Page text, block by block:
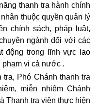
thanh tra hành chính
thuộc quyền quản lý
chính sách, pháp luật,
ngành đối với các
động trong lĩnh vực lao
phạm vi cả nước .
tra, Phó Chánh thanh tra
miễn nhiệm Chánh
Thanh tra viên thực hiện